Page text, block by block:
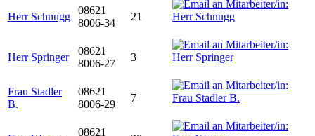
Herr Schnugg
08621
8006-34
21
Herr Springer
08621
8006-27
3
Frau Stadler
B.
08621
8006-29
7
08621